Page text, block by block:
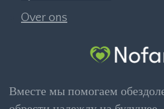
Over ons
Вместе мы помогаем